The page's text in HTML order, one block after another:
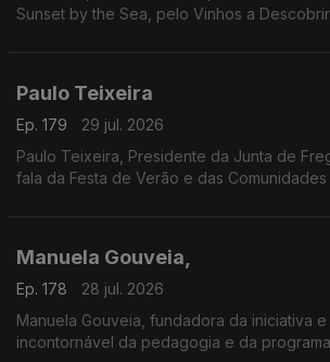
Sunset by the Sea, pelo Vinhos a
Paulo Teixeira
Ep. 179
29 jul. 2026
Paulo Teixeira, Presidente da Junta de
fala da Festa de Verão e das Comunidades
A entrada é gratuita e as portas abrem
Manuela Gouveia,
Ep. 178
28 jul. 2026
Manuela Gouveia, fundadora da iniciativa
incontornável da pedagogia e da